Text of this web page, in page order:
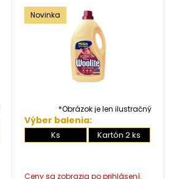
Novinka
*Obrázok je len ilustračný
Výber balenia:
Ks Kartón 2 ks